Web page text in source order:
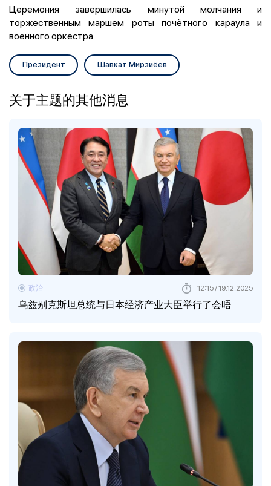
Церемония завершилась минутой молчания и
торжественным маршем роты почётного караула и
военного оркестра.
Президент Шавкат Мирзиёев
关于主题的其他消息
乌兹别克斯坦总统与日本经济产业大臣举行了会晤
政治 12:15 / 19.12.2025